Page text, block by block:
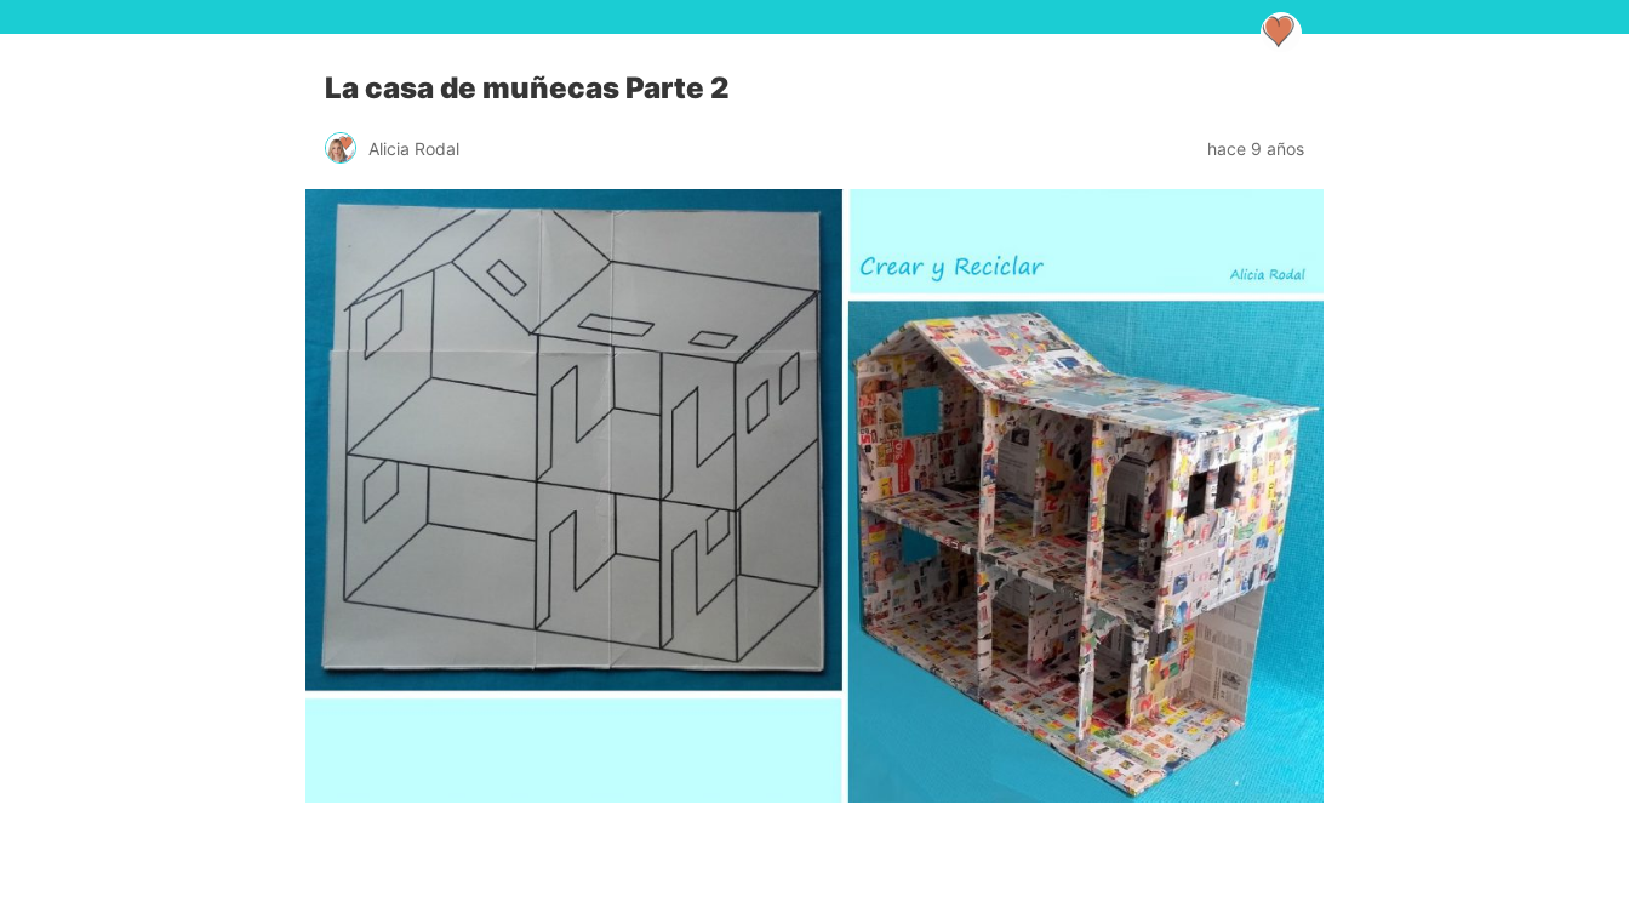
La casa de muñecas Parte 2
Alicia Rodal hace 9 años